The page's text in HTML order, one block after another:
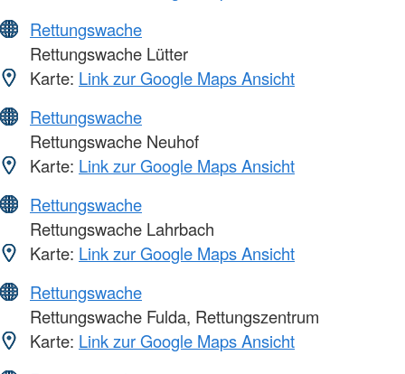
Rettungswache
Rettungswache Lütter
Karte: Link zur Google Maps Ansicht
Rettungswache
Rettungswache Neuhof
Karte: Link zur Google Maps Ansicht
Rettungswache
Rettungswache Lahrbach
Karte: Link zur Google Maps Ansicht
Rettungswache
Rettungswache Fulda, Rettungszentrum
Karte: Link zur Google Maps Ansicht